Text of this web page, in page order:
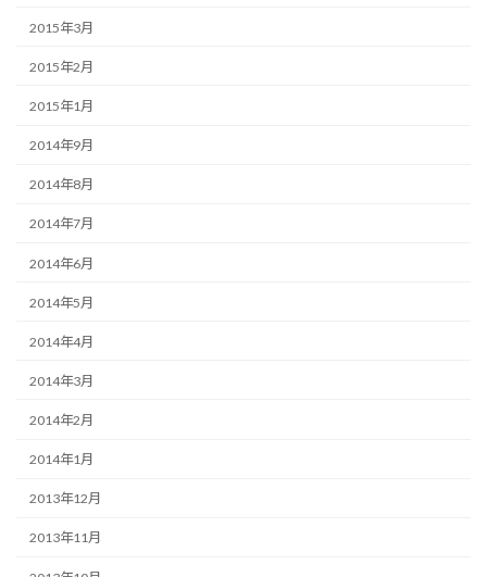
2015年3月
2015年2月
2015年1月
2014年9月
2014年8月
2014年7月
2014年6月
2014年5月
2014年4月
2014年3月
2014年2月
2014年1月
2013年12月
2013年11月